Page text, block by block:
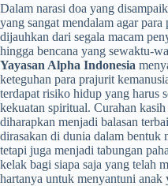
​Dalam narasi doa yang
yang sangat mendalam agar
dijauhkan dari segala macam
hingga bencana yang sewaktu-
Yayasan Alpha Indonesia
keteguhan para prajurit
terdapat risiko hidup yang harus
kekuatan spiritual. Curahan
diharapkan menjadi balasan
dirasakan di dunia dalam bentuk
tetapi juga menjadi tabungan
kelak bagi siapa saja yang telah
hartanya untuk menyantuni anak